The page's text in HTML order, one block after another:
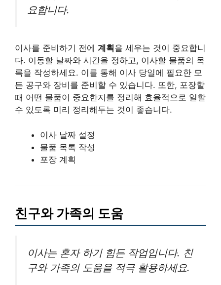
요합니다.
이사를 준비하기 전에 계획 을 세우는 것이 중요합니
다. 이동할 날짜와 시간을 정하고, 이사할 물품의 목
록을 작성하세요. 이를 통해 이사 당일에 필요한 모
든 공구와 장비를 준비할 수 있습니다. 또한, 포장할
때 어떤 물품이 중요한지를 정리해 효율적으로 일할
수 있도록 미리 정리해두는 것이 좋습니다.
이사 날짜 설정
물품 목록 작성
포장 계획
친구와 가족의 도움
이사는 혼자 하기 힘든 작업입니다. 친
구와 가족의 도움을 적극 활용하세요.